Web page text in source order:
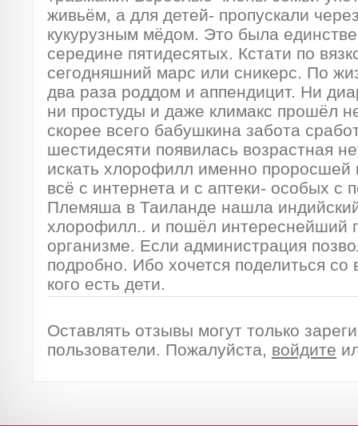
живьём, а для детей- пропускали
кукурузным мёдом. Это была
середине пятидесятых. Кстати по
сегодняшний марс или сникерс. По
два раза роддом и аппендицит. Ни
ни простуды и даже климакс прошёл
скорее всего бабушкина забота
шестидесяти появилась возрастная
искать хлорофилл именно
всё с интернета и с аптеки- особых с
Племяша в Таиланде нашла
хлорофилл.. и пошёл интереснейший
организме. Если администрация
подробно. Ибо хочется поделиться
кого есть дети.
Оставлять отзывы могут только
пользователи. Пожалуйста, войдите